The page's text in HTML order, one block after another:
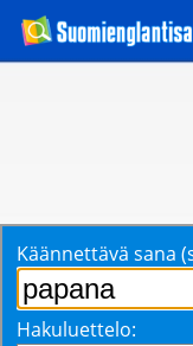
Käännettävä sana
Hakuluettelo: